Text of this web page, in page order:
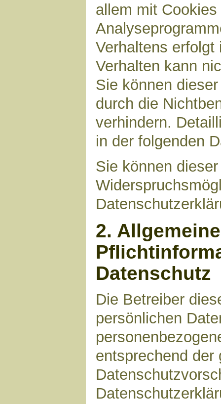
allem mit
Verhaltens
Verhalten kann
Sie können
durch die
verhindern.
in der folgenden
Sie können
2.
Datenschutz
Die Betreiber
persönlichen
entsprechend der